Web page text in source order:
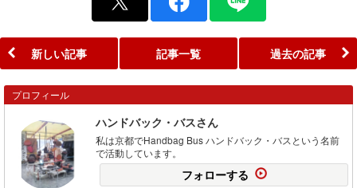
新しい記事 記事一覧 過去の記事
プロフィール
ハンドバック・バスさん
私は京都でHandbag Bus ハンドバック・バスという名前
で活動しています。
フォローする